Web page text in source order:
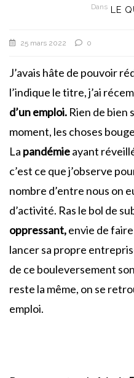
Dans LE
25 mars 2022 0
J’avais hâte de pouvoir
l’indique le titre, j’ai
d’un emploi. Rien de bien
moment, les choses
La pandémieayant
c’est ce que j’observe
nombre d’entre nous on
d’activité. Ras le bol de
oppressant,envie de
lancer sa propre
de ce bouleversement
reste la même, on se
emploi.